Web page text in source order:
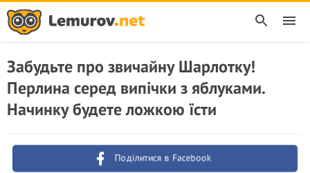
Забудьте про звичайну Шарлотку!
Перлина серед випічки з яблуками.
Начинку будете ложкою їсти
Поділитися в Facebook